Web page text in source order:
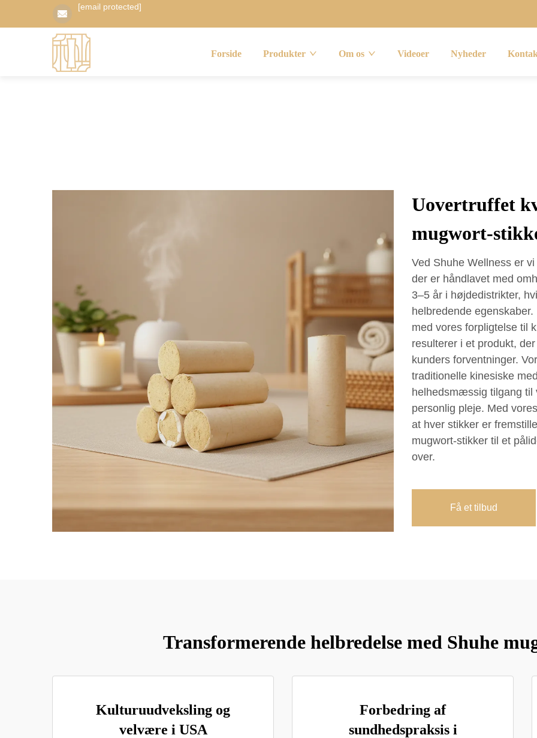
[email protected]
Forside Produkter Om os Videoer Nyheder
Uovertruffet
mugwort-
Ved Shuhe Wellness er
der er håndlavet med
3–5 år i højdedistrikter,
helbredende
med vores forpligtelse til
resulterer i et produkt,
kunders forventninger.
traditionelle kinesiske
helhedsmæssig tilgang
personlig pleje. Med
at hver stikker er
mugwort-stikker til et
over.
Få et tilbud
Transformerende helbredelse med Shuhe
Kulturuudveksling og
velvære i USA
Forbedring af
sundhedspraksis i